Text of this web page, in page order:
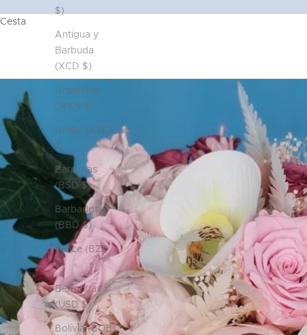
$)
Antigua y
Barbuda
(XCD $)
Argentina
(MXN $)
Aruba (AWG
ƒ)
Bahamas
(BSD $)
Barbados
(BBD $)
Belice (BZD
$)
Bermudas
(USD $)
Bolivia (BOB
Cesta